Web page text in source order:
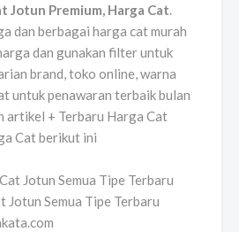
Jotun Premium, Harga Cat.
dan berbagai harga cat murah
dan gunakan filter untuk
brand, toko online, warna
untuk penawaran terbaik bulan
artikel + Terbaru Harga Cat
Cat berikut ini
Semua Tipe Terbaru